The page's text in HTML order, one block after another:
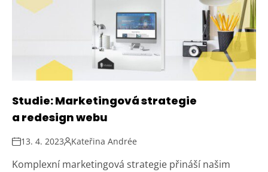
Studie: Marketingová strategie
a redesign webu
13. 4. 2023 Kateřina Andrée
Komplexní marketingová strategie přináší našim